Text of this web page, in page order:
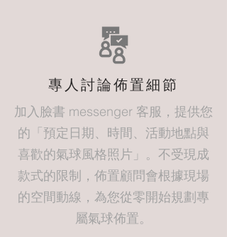
專人討論佈置細節
加入臉書 messenger 客服，提供您
的「預定日期、時間、活動地點與
喜歡的氣球風格照片」。不受現成
款式的限制，佈置顧問會根據現場
的空間動線，為您從零開始規劃專
屬氣球佈置。